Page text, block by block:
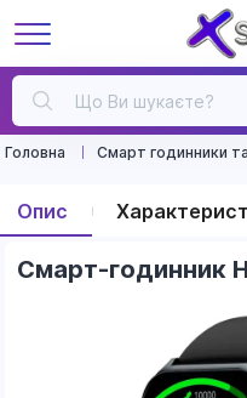
Головна Смарт годинники
Опис
Смарт-годинник